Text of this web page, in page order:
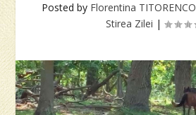
Posted by Florentina TITORENCO
Stirea Zilei |